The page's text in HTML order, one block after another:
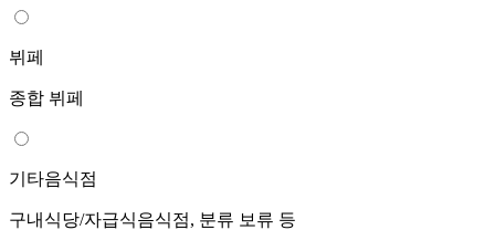
뷔페
종합 뷔페
기타음식점
구내식당/자급식음식점, 분류 보류 등